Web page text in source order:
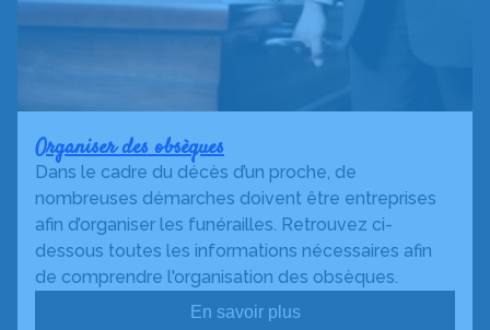
Organiser des obsèques
Dans le cadre du décès d’un proche, de
nombreuses démarches doivent être entreprises
afin d’organiser les funérailles. Retrouvez ci-
dessous toutes les informations nécessaires afin
de comprendre l'organisation des obsèques.
En savoir plus